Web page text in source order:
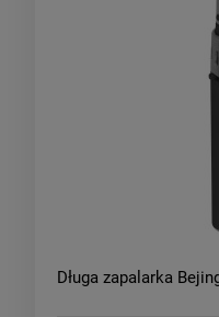
Długa zapalarka